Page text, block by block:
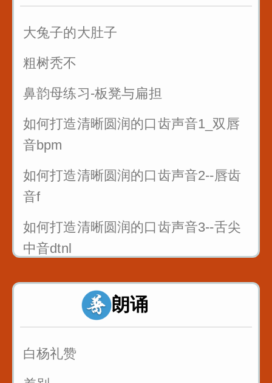
大兔子的大肚子
粗树秃不
鼻韵母练习-板凳与扁担
如何打造清晰圆润的口齿声音1_双唇
音bpm
如何打造清晰圆润的口齿声音2--唇齿
音f
如何打造清晰圆润的口齿声音3--舌尖
中音dtnl
1_双唇音bpm_八百标兵奔北坡
2_唇齿音f_粉红凤凰
朗诵
白杨礼赞